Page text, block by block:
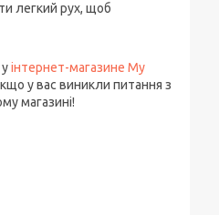
легкий рух, щоб
інтернет-магазине My
у вас виникли питання з
магазині!